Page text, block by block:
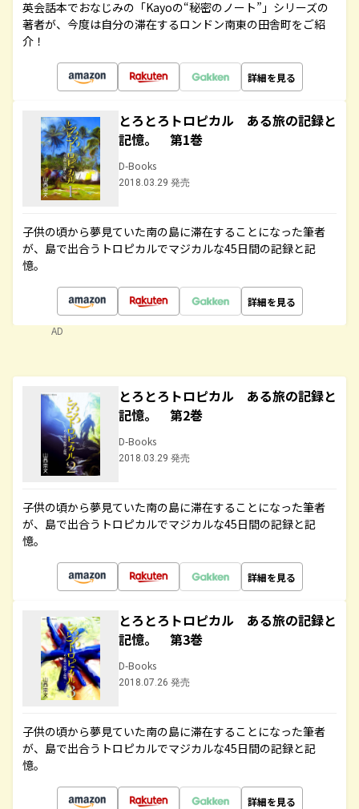
英会話本でおなじみの「Kayoの“秘密のノート”」シリーズの
著者が、今度は自分の滞在するロンドン南東の田舎町をご紹
介！
詳細を見る
とろとろトロピカル ある旅の記録と
記憶。 第1巻
D-Books
2018.03.29 発売
子供の頃から夢見ていた南の島に滞在することになった筆者
が、島で出合うトロピカルでマジカルな45日間の記録と記
憶。
詳細を見る
AD
とろとろトロピカル ある旅の記録と
記憶。 第2巻
D-Books
2018.03.29 発売
子供の頃から夢見ていた南の島に滞在することになった筆者
が、島で出合うトロピカルでマジカルな45日間の記録と記
憶。
詳細を見る
とろとろトロピカル ある旅の記録と
記憶。 第3巻
D-Books
2018.07.26 発売
子供の頃から夢見ていた南の島に滞在することになった筆者
が、島で出合うトロピカルでマジカルな45日間の記録と記
憶。
詳細を見る